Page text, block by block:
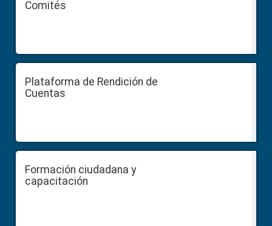
Comités
Plataforma de Rendición de
Cuentas
Formación ciudadana y
capacitación